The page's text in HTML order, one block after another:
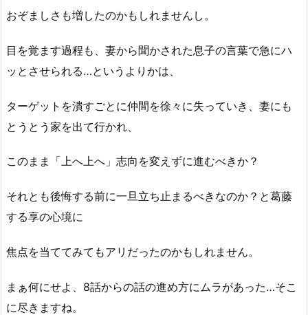
おぞましさも増したのかもしれませんし。
目を覚ます過程も、妻から聞かされた息子の言葉で急にハ
ッとさせられる…というよりかは、
ターゲットを潰すごとに仲間を徐々に失っていき、妻にも
とうとう家を出て行かれ、
このまま「上へ上へ」志向を変えずに進むべきか？
それとも後悔する前に一旦立ち止まるべきなのか？と葛藤
する享の心境に
焦点を当ててみてもアリだったのかもしれません。
まぁ何にせよ、8話からの話の進め方にムラがあった…そこ
に尽きますね。